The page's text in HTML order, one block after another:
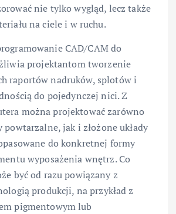
nie tylko wygląd, lecz także
na ciele i w ruchu.
CAD/CAM do
projektantom tworzenie
raportów nadruków, splotów i
do pojedynczej nici. Z
można projektować zarówno
powtarzalne, jak i złożone układy
do konkretnej formy
wyposażenia wnętrz. Co
być od razu powiązany z
produkcji, na przykład z
pigmentowym lub